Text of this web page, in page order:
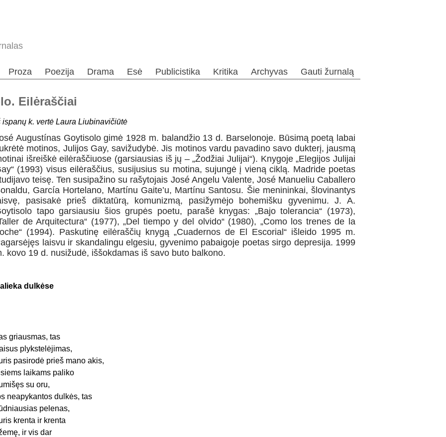
Proza Poezija Drama Esė Publicistika Kritika Archyvas Gauti žurnalą
Eilėraščiai
ispanų k. vertė Laura Liubinavičiūtė
Augustínas Goytisolo gimė 1928 m. balandžio 13 d. Barselonoje. Būsimą poetą labai
motinos, Julijos Gay, savižudybė. Jis motinos vardu pavadino savo dukterį, jausmą
išreiškė eilėraščiuose (garsiausias iš jų – „Žodžiai Julijai“). Knygoje „Elegijos Julijai
(1993) visus eilėraščius, susijusius su motina, sujungė į vieną ciklą. Madride poetas
teisę. Ten susipažino su rašytojais José Angelu Valente, José Manueliu Caballero
García Hortelano, Martínu Gaite’u, Martínu Santosu. Šie menininkai, šlovinantys
pasisakė prieš diktatūrą, komunizmą, pasižymėjo bohemišku gyvenimu. J. A.
tapo garsiausiu šios grupės poetu, parašė knygas: „Bajo tolerancia“ (1973),
de Arquitectura“ (1977), „Del tiempo y del olvido“ (1980), „Como los trenes de la
(1994). Paskutinę eilėraščių knygą „Cuadernos de El Escorial“ išleido 1995 m.
laisvu ir skandalingu elgesiu, gyvenimo pabaigoje poetas sirgo depresija. 1999
kovo 19 d. nusižudė, iššokdamas iš savo buto balkono.
dulkėse
griausmas, tas
plykstelėjimas,
pasirodė prieš mano akis,
laikams paliko
su oru,
neapykantos dulkės, tas
pelenas,
krenta ir krenta
ir vis dar